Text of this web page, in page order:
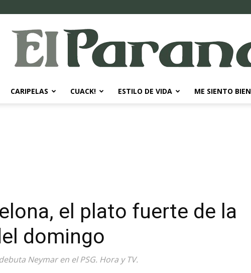
CARIPELAS CUACK! ESTILO DE VIDA ME SIENTO BIEN
el plato fuerte de la
domingo
Neymar en el PSG. Hora y TV.